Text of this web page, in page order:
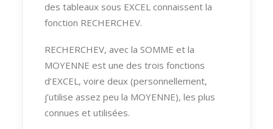
des tableaux sous EXCEL connaissent la
fonction RECHERCHEV.
RECHERCHEV, avec la SOMME et la
MOYENNE est une des trois fonctions
d’EXCEL, voire deux (personnellement,
j’utilise assez peu la MOYENNE), les plus
connues et utilisées.